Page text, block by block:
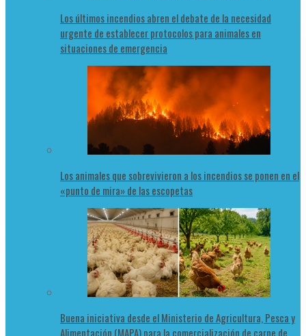
Los últimos incendios abren el debate de la necesidad
urgente de establecer protocolos para animales en
situaciones de emergencia
Los animales que sobrevivieron a los incendios se ponen en el
«punto de mira» de las escopetas
Buena iniciativa desde el Ministerio de Agricultura, Pesca y
Alimentación (MAPA) para la comercialización de carne de